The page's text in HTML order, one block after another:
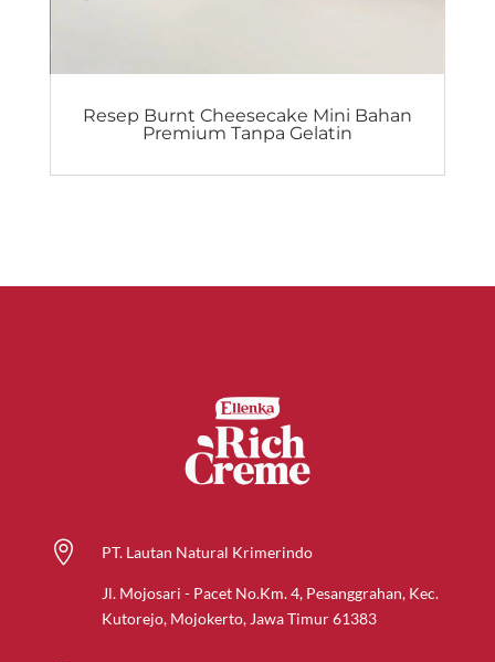
Resep Burnt Cheesecake Mini Bahan
Premium Tanpa Gelatin
 PT. Lautan Natural Krimerindo
Jl. Mojosari - Pacet No.Km. 4, Pesanggrahan, Kec.
Kutorejo, Mojokerto, Jawa Timur 61383